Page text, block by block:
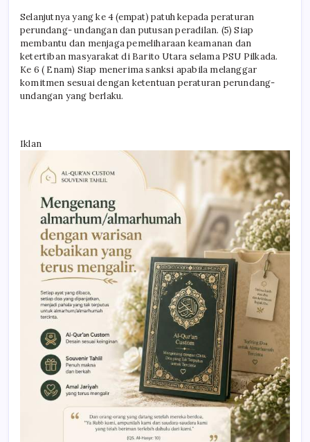
Selanjutnya yang ke 4 (empat) patuh kepada peraturan
perundang- undangan dan putusan peradilan. (5) Siap
membantu dan menjaga pemeliharaan keamanan dan
ketertiban masyarakat di Barito Utara selama PSU Pilkada.
Ke 6 ( Enam) Siap menerima sanksi apabila melanggar
komitmen sesuai dengan ketentuan peraturan perundang-
undangan yang berlaku.
Iklan